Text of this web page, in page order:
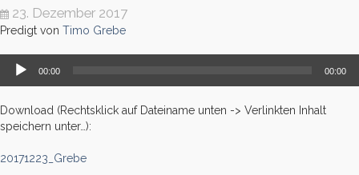
23. Dezember 2017
Predigt von Timo Grebe
Audio-
Player
00:00 00:00
Download (Rechtsklick auf Dateiname unten -> Verlinkten Inhalt
speichern unter…):
20171223_Grebe